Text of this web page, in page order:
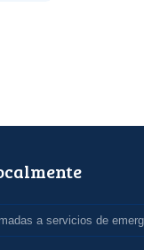
a servicios de